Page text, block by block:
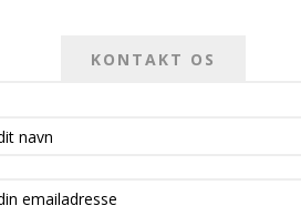
KONTAKT OS